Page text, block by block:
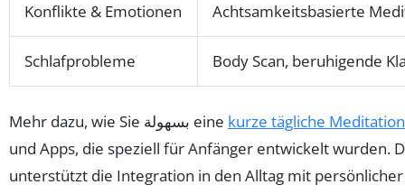
Konflikte & Emotionen Achtsamkeitsbasierte
Schlafprobleme Body Scan, beruhigende
Mehr dazu, wie Sie بسهولة eine kurze tägliche
und Apps, die speziell für Anfänger entwickelt wurden.
unterstützt die Integration in den Alltag mit